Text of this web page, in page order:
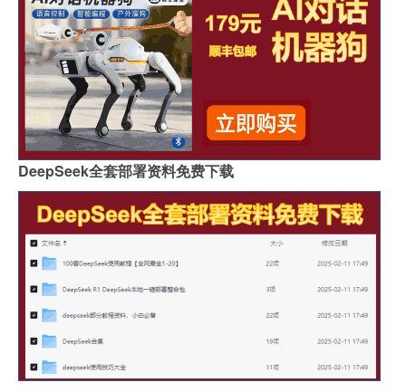
DeepSeek全套部署资料免费下载